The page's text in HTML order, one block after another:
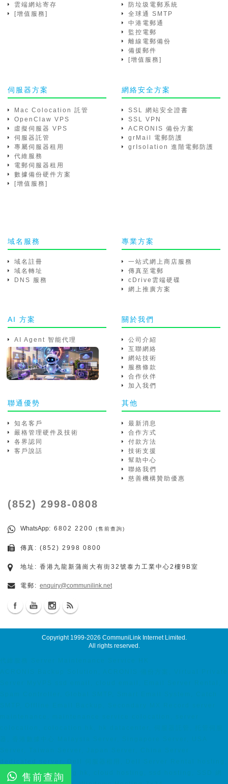
雲端網站寄存
[增值服務]
防垃圾電郵系統
全球通 SMTP
中港電郵通
監控電郵
離線電郵備份
備援郵件
[增值服務]
伺服器方案
Mac Colocation 託管
OpenClaw VPS
虛擬伺服器 VPS
伺服器託管
專屬伺服器租用
代維服務
電郵伺服器租用
數據備份硬件方案
[增值服務]
網絡安全方案
SSL 網站安全證書
SSL VPN
ACRONIS 備份方案
grMail 電郵防護
grIsolation 進階電郵防護
域名服務
域名註冊
域名轉址
DNS 服務
專業方案
一站式網上商店服務
傳真至電郵
cDrive雲端硬碟
網上推廣方案
AI 方案
AI Agent 智能代理
關於我們
公司介紹
互聯網絡
網站技術
服務條款
合作伙伴
加入我們
聯通優勢
知名客戶
嚴格管理硬件及技術
各界認同
客戶說話
其他
最新消息
合作方式
付款方法
技術支援
幫助中心
聯絡我們
慈善機構贊助優惠
(852) 2998-0808
WhatsApp: 6802 2200 (售前查詢)
傳真: (852) 2998 0800
地址: 香港九龍新蒲崗大有街32號泰力工業中心2樓9B室
電郵: enquiry@communilink.net
Copyright 1999-2026 CommuniLink Internet Limited.
All rights reserved.
web hosting, hosting hk, cloud hosting, ssd hosting, SSD 網
售前查詢